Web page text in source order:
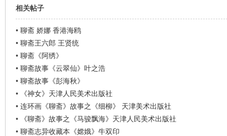
相关帖子
• 聊斋 娇娜 香港海鸥
• 聊斋王六郎 王贤统
• 聊斋《阿绣》
• 聊斋故事《云翠仙》叶之浩
• 聊斋故事《彭海秋》
•
《神女》天津人民美术出版社
• 连环画《聊斋》故事之《细柳》 天津美术出版社
•
《聊斋》故事之《马骏飘海》天津人民美术出版社
• 聊斋志异收藏本《嫦娥》牛双印